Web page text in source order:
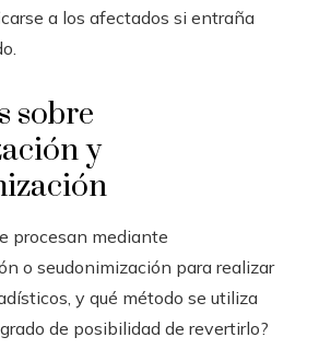
a los afectados si entraña
sobre
y
procesan mediante
o seudonimización para realizar
y qué método se utiliza
de posibilidad de revertirlo?